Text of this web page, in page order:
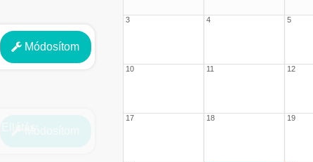
Módosítom
Éjszakák
3 4 5
10 11 12
17 18 19